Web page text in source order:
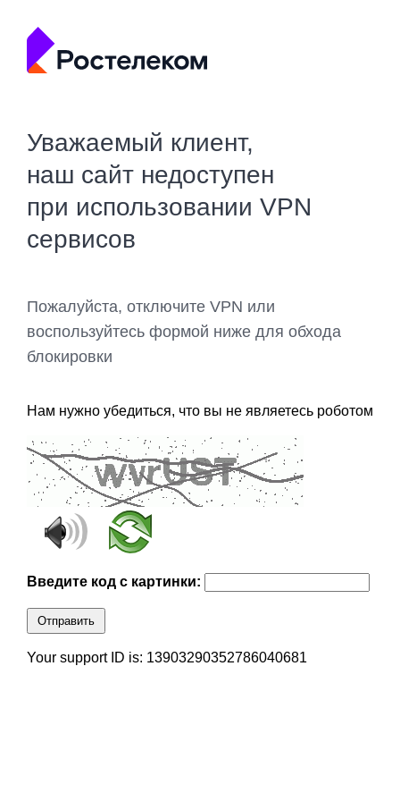
Уважаемый клиент,
наш сайт недоступен
при использовании VPN
сервисов
Пожалуйста, отключите VPN или
воспользуйтесь формой ниже для обхода
блокировки
Нам нужно убедиться, что вы не являетесь роботом
Введите код с картинки:
Отправить
Your support ID is: 13903290352786040681